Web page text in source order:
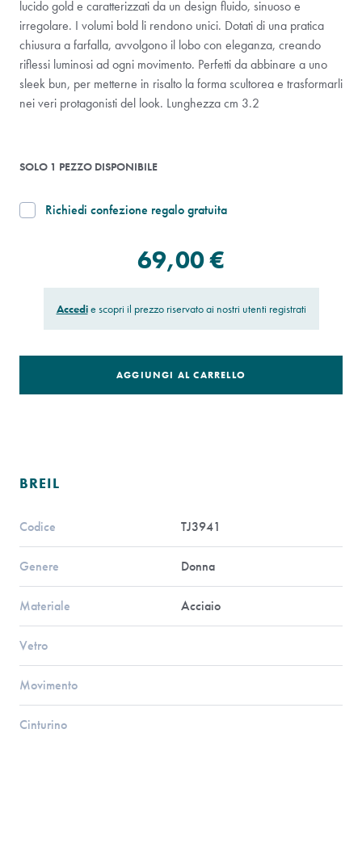
lucido gold e caratterizzati da un design fluido, sinuoso e
irregolare. I volumi bold li rendono unici. Dotati di una pratica
chiusura a farfalla, avvolgono il lobo con eleganza, creando
riflessi luminosi ad ogni movimento. Perfetti da abbinare a uno
sleek bun, per metterne in risalto la forma scultorea e trasformarli
nei veri protagonisti del look. Lunghezza cm 3.2
SOLO 1 PEZZO DISPONIBILE
Richiedi confezione regalo gratuita
69,00 €
Accedie scopri il prezzo riservato ai nostri utenti registrati
AGGIUNGI AL CARRELLO
BREIL
Codice TJ3941
Genere Donna
Materiale Acciaio
Vetro
Movimento
Cinturino